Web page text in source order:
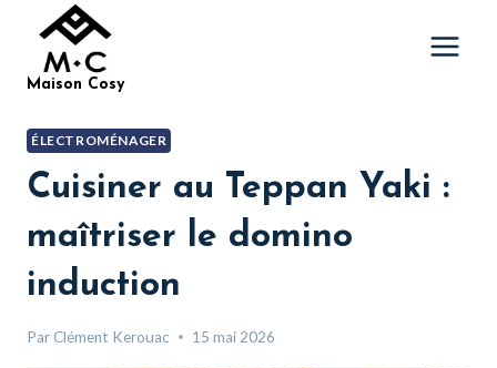
contenu
Maison Cosy
ÉLECTROMÉNAGER
Cuisiner au Teppan Yaki :
maîtriser le domino
induction
Par Clément Kerouac 15 mai 2026